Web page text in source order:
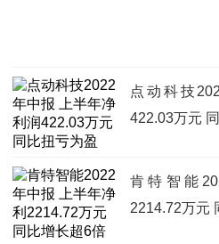
点动科技
422.03万元
肯特智能
2214.72万元